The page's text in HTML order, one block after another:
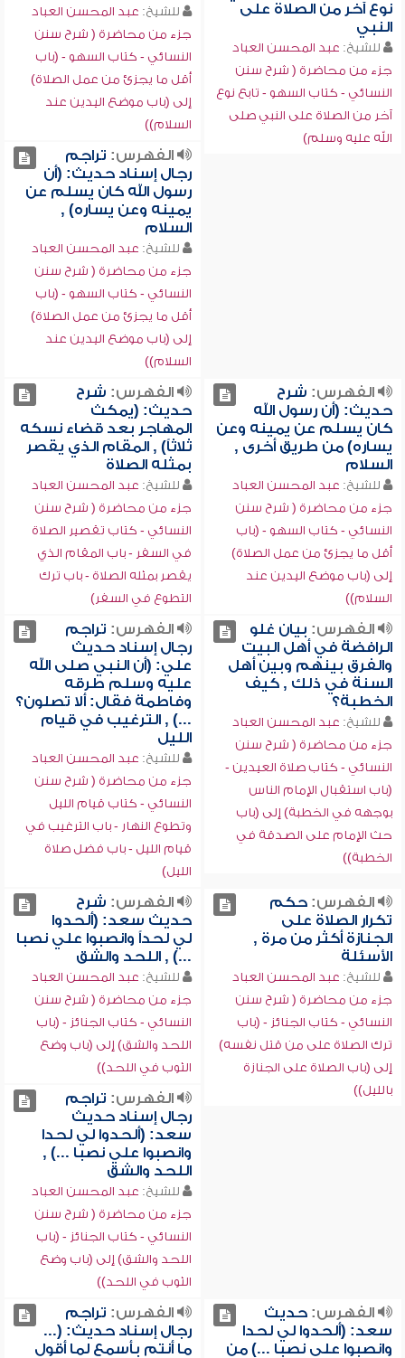
نوع آخر من الصلاة على
النبي
للشيخ: عبد المحسن العباد
جزء من محاضرة ( شرح سنن
النسائي - كتاب السهو - تابع نوع
آخر من الصلاة على النبي صلى
الله عليه وسلم)
للشيخ: عبد المحسن العباد
جزء من محاضرة ( شرح سنن
النسائي - كتاب السهو - (باب
أقل ما يجزئ من عمل الصلاة)
إلى (باب موضع اليدين عند
السلام))
الفهرس: تراجم
رجال إسناد حديث: (أن
رسول الله كان يسلم عن
يمينه وعن يساره) ,
السلام
للشيخ: عبد المحسن العباد
جزء من محاضرة ( شرح سنن
النسائي - كتاب السهو - (باب
أقل ما يجزئ من عمل الصلاة)
إلى (باب موضع اليدين عند
السلام))
الفهرس: شرح
حديث: (أن رسول الله
كان يسلم عن يمينه وعن
يساره) من طريق أخرى ,
السلام
للشيخ: عبد المحسن العباد
جزء من محاضرة ( شرح سنن
النسائي - كتاب السهو - (باب
أقل ما يجزئ من عمل الصلاة)
إلى (باب موضع اليدين عند
السلام))
الفهرس: شرح
حديث: (يمكث
المهاجر بعد قضاء نسكه
ثلاثاً) , المقام الذي يقصر
بمثله الصلاة
للشيخ: عبد المحسن العباد
جزء من محاضرة ( شرح سنن
النسائي - كتاب تقصير الصلاة
في السفر - باب المقام الذي
يقصر بمثله الصلاة - باب ترك
التطوع في السفر)
الفهرس: بيان غلو
الرافضة في أهل البيت
والفرق بينهم وبين أهل
السنة في ذلك , كيف
الخطبة؟
للشيخ: عبد المحسن العباد
جزء من محاضرة ( شرح سنن
النسائي - كتاب صلاة العيدين -
(باب استقبال الإمام الناس
بوجهه في الخطبة) إلى (باب
حث الإمام على الصدقة في
الخطبة))
الفهرس: تراجم
رجال إسناد حديث
علي: (أن النبي صلى الله
عليه وسلم طرقه
وفاطمة فقال: ألا تصلون؟
...) , الترغيب في قيام
الليل
للشيخ: عبد المحسن العباد
جزء من محاضرة ( شرح سنن
النسائي - كتاب قيام الليل
وتطوع النهار - باب الترغيب في
قيام الليل - باب فضل صلاة
الليل)
الفهرس:حكم
تكرار الصلاة على
الجنازة أكثر من مرة ,
الأسئلة
للشيخ: عبد المحسن العباد
جزء من محاضرة ( شرح سنن
النسائي - كتاب الجنائز - (باب
ترك الصلاة على من قتل نفسه)
إلى (باب الصلاة على الجنازة
بالليل))
الفهرس: شرح
حديث سعد: (ألحدوا
لي لحداً وانصبوا علي نصبا
...) , اللحد والشق
للشيخ: عبد المحسن العباد
جزء من محاضرة ( شرح سنن
النسائي - كتاب الجنائز - (باب
اللحد والشق) إلى (باب وضع
الثوب في اللحد))
الفهرس: تراجم
رجال إسناد حديث
سعد: (ألحدوا لي لحدا
وانصبوا علي نصبا ...) ,
اللحد والشق
للشيخ: عبد المحسن العباد
جزء من محاضرة ( شرح سنن
النسائي - كتاب الجنائز - (باب
اللحد والشق) إلى (باب وضع
الثوب في اللحد))
الفهرس:حديث
سعد: (ألحدوا لي لحدا
وانصبوا علي نصبا ...) من
الفهرس: تراجم
رجال إسناد حديث: (...
ما أنتم بأسمع لما أقول